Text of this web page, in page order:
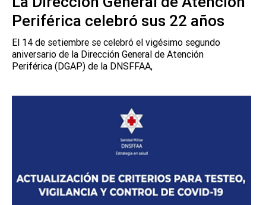
Periférica celebró sus 22 años
El 14 de setiembre se celebró el vigésimo segundo
aniversario de la Dirección General de Atención
Periférica (DGAP) de la DNSFFAA,